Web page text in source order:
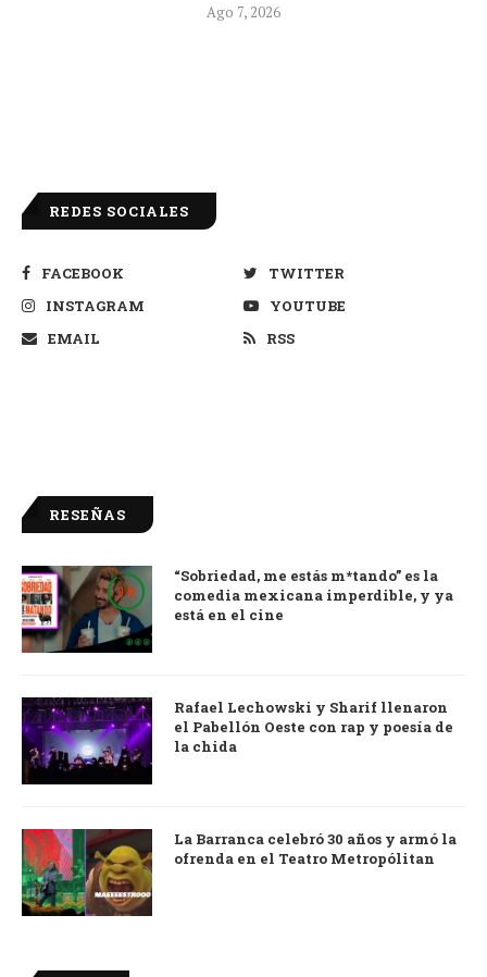
Ago 7, 2026
REDES SOCIALES
FACEBOOK
TWITTER
INSTAGRAM
YOUTUBE
EMAIL
RSS
RESEÑAS
9.0
“Sobriedad, me estás m*tando” es la
comedia mexicana imperdible, y ya
está en el cine
Rafael Lechowski y Sharif llenaron
el Pabellón Oeste con rap y poesía de
la chida
La Barranca celebró 30 años y armó la
ofrenda en el Teatro Metropólitan